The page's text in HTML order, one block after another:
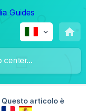
Questo articolo è